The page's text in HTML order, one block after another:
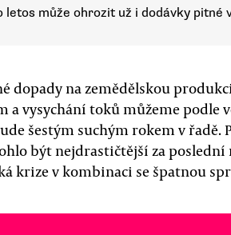
letos může ohrozit už i dodávky pitné
dopady na zemědělskou
a vysychání toků můžeme podle
šestým suchým rokem v
být nejdrastičtější za poslední
krize v kombinaci se špatnou